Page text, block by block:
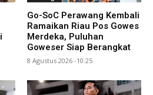
Go-SoC Perawang Kembali
Ramaikan Riau Pos Gowes
Merdeka, Puluhan
Goweser Siap Berangkat
8 Agustus 2026 -10:25